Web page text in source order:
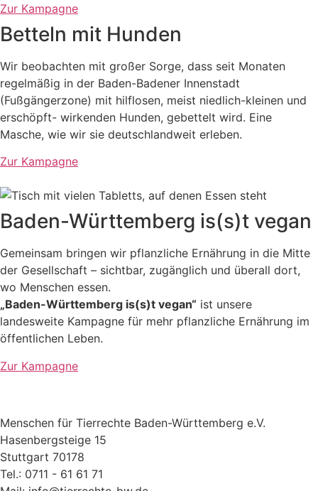
Zur Kampagne
Betteln mit Hunden
Wir beobachten mit großer Sorge, dass seit Monaten
regelmäßig in der Baden-Badener Innenstadt
(Fußgängerzone) mit hilflosen, meist niedlich-kleinen und
erschöpft- wirkenden Hunden, gebettelt wird. Eine
Masche, wie wir sie deutschlandweit erleben.
Zur Kampagne
Baden-Württemberg is(s)t vegan
Gemeinsam bringen wir pflanzliche Ernährung in die Mitte
der Gesellschaft – sichtbar, zugänglich und überall dort,
wo Menschen essen.
„Baden-Württemberg is(s)t vegan“ ist unsere
landesweite Kampagne für mehr pflanzliche Ernährung im
öffentlichen Leben.
Zur Kampagne
Menschen für Tierrechte Baden-Württemberg e.V.
Hasenbergsteige 15
Stuttgart 70178
Tel.: 0711 - 61 61 71